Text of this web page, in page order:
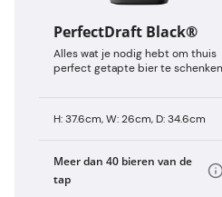
PerfectDraft Black®
Alles wat je nodig hebt om thuis
perfect getapte bier te schenken
H: 37.6cm, W: 26cm, D: 34.6cm
Meer dan 40 bieren van de
tap